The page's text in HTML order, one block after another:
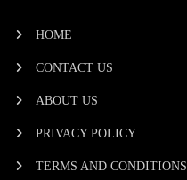
HOME
CONTACT US
ABOUT US
PRIVACY POLICY
TERMS AND CONDITIONS